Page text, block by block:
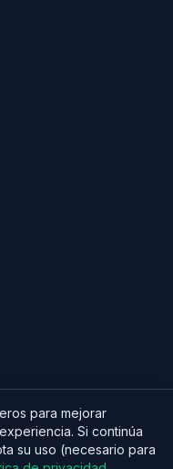
reservados.
en LATAM
de tu proyecto?
para mejorar
Si continúa
su uso (necesario para